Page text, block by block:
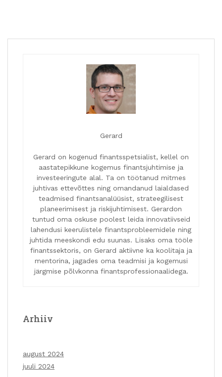
Gerard
Gerard on kogenud finantsspetsialist, kellel on
aastatepikkune kogemus finantsjuhtimise ja
investeeringute alal. Ta on töötanud mitmes
juhtivas ettevõttes ning omandanud laialdased
teadmised finantsanalüüsist, strateegilisest
planeerimisest ja riskijuhtimisest. Gerardon
tuntud oma oskuse poolest leida innovatiivseid
lahendusi keerulistele finantsprobleemidele ning
juhtida meeskondi edu suunas. Lisaks oma tööle
finantssektoris, on Gerard aktiivne ka koolitaja ja
mentorina, jagades oma teadmisi ja kogemusi
järgmise põlvkonna finantsprofessionaalidega.
Arhiiv
august 2024
juuli 2024